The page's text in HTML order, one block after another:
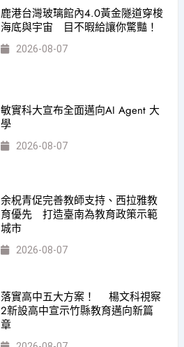
鹿港台灣玻璃館內4.0黃金隧道穿梭
海底與宇宙 目不暇給讓你驚豔！
2026-08-07
敏實科大宣布全面邁向AI Agent 大
學
2026-08-07
余柷青促完善教師支持、西拉雅教
育優先 打造臺南為教育政策示範
城市
2026-08-07
落實高中五大方案！ 楊文科視察
2新設高中宣示竹縣教育邁向新篇
章